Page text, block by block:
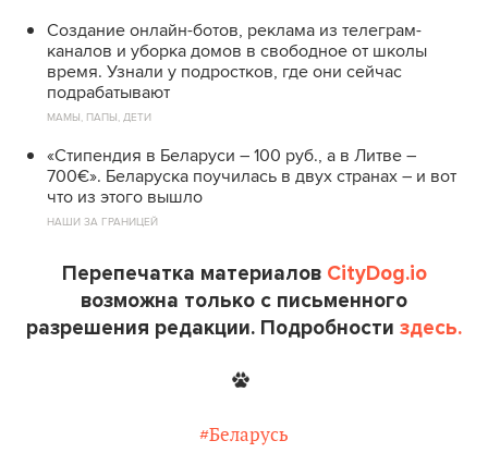
Создание онлайн-ботов, реклама из телеграм-
каналов и уборка домов в свободное от школы
время. Узнали у подростков, где они сейчас
подрабатывают
МАМЫ, ПАПЫ, ДЕТИ
«Стипендия в Беларуси – 100 руб., а в Литве –
700€». Беларуска поучилась в двух странах – и вот
что из этого вышло
НАШИ ЗА ГРАНИЦЕЙ
Перепечатка материалов CityDog.io
возможна только с письменного
разрешения редакции. Подробности здесь.
#Беларусь